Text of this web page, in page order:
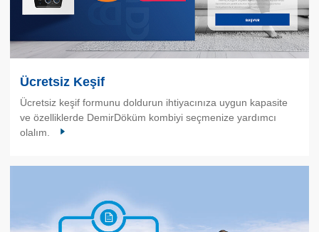
Ücretsiz Keşif
Ücretsiz keşif formunu doldurun ihtiyacınıza uygun kapasite
ve özelliklerde DemirDöküm kombiyi seçmenize yardımcı
olalım.